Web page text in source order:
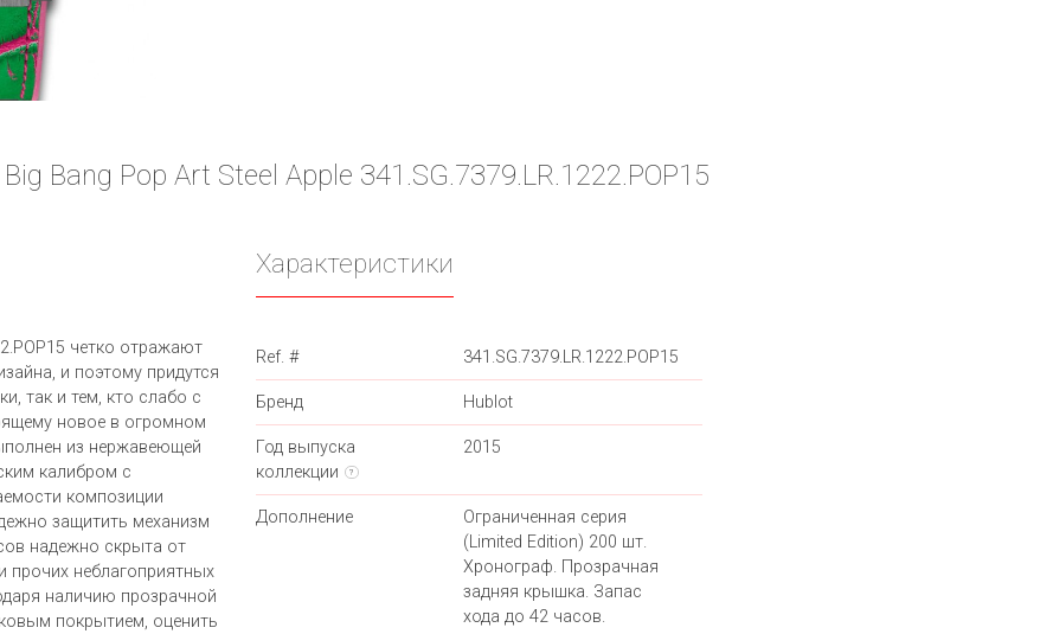
Bang Pop Art Steel Apple 341.SG.7379.LR.1222.POP15
четко отражают
и поэтому придутся
так и тем, кто слабо с
новое в огромном
из нержавеющей
калибром с
композиции
защитить механизм
надежно скрыта от
прочих неблагоприятных
наличию прозрачной
покрытием, оценить
Характеристики
Ref. # 341.SG.7379.LR.1222.POP15
Бренд Hublot
Год выпуска
коллекции
?
2015
Дополнение
Ограниченная серия
(Limited Edition) 200 шт.
Хронограф. Прозрачная
задняя крышка. Запас
хода до 42 часов.